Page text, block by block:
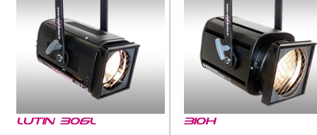
LUTIN 306L 310H